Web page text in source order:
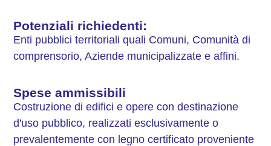
Potenziali richiedenti:
Enti pubblici territoriali quali Comuni, Comunità di
comprensorio, Aziende municipalizzate e affini.
Spese ammissibili
Costruzione di edifici e opere con destinazione
d'uso pubblico, realizzati esclusivamente o
prevalentemente con legno certificato proveniente